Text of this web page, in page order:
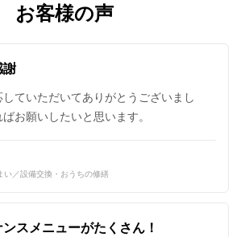
お客様の声
謝
ていただいてありがとうございまし
お願いしたいと思います。
い／設備交換・おうちの修繕
スメニューがたくさん！